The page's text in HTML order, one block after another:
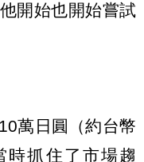
開始也開始嘗試
萬日圓（約台幣
時抓住了市場趨